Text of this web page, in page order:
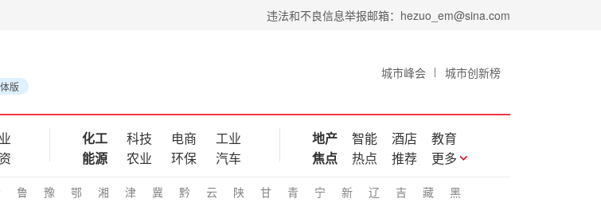
违法和不良信息举报邮箱：hezuo_em@sina.com
版
城市峰会 城市创新榜
化工 科技 电商
工业
能源
农业 环保 汽车
地产 智能 酒店
教育
焦点
热点 推荐 更多
鲁 豫 鄂 湘 津 冀 黔 云 陕 甘 青 宁 新 辽 吉 藏 黑